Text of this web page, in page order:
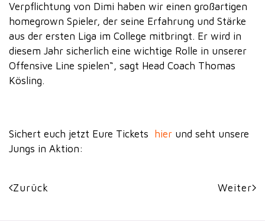
Verpflichtung von Dimi haben wir einen großartigen
homegrown Spieler, der seine Erfahrung und Stärke
aus der ersten Liga im College mitbringt. Er wird in
diesem Jahr sicherlich eine wichtige Rolle in unserer
Offensive Line spielen“, sagt Head Coach Thomas
Kösling.
Sichert euch jetzt Eure Tickets hier und seht unsere
Jungs in Aktion:
Zurück Weiter